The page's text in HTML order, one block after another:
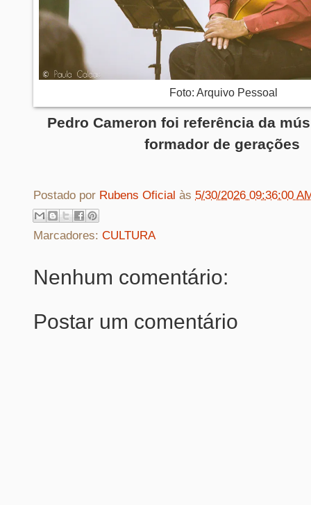
Foto: Arquivo Pessoal
Pedro Cameron foi referência da
formador de gerações
Postado por Rubens Oficial às 5/30/2026 09:36:00
Marcadores: CULTURA
Nenhum comentário:
Postar um comentário